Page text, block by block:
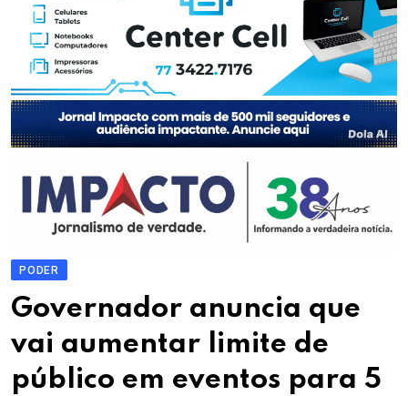
PODER
Governador anuncia que
vai aumentar limite de
público em eventos para 5